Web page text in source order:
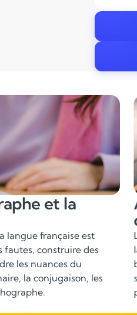
écrite et
place importante dans
du brevet et du
expressive. Savoir
et structurer ses
l’avenir.